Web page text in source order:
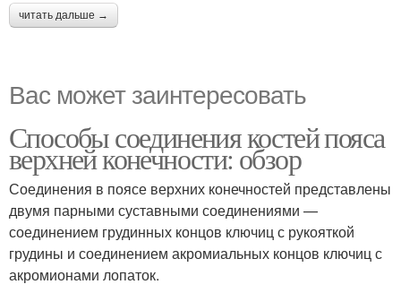
читать дальше →
Вас может заинтересовать
Способы соединения костей пояса
верхней конечности: обзор
Соединения в поясе верхних конечностей представлены
двумя парными суставными соединениями —
соединением грудинных концов ключиц с рукояткой
грудины и соединением акромиальных концов ключиц с
акромионами лопаток.